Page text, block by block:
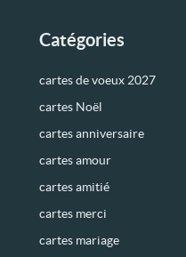
Catégories
cartes de voeux 2027
cartes Noël
cartes anniversaire
cartes amour
cartes amitié
cartes merci
cartes mariage